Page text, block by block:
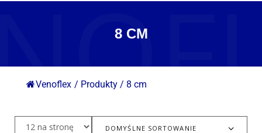
8 CM
Venoflex / Produkty / 8 cm
DOMYŚLNE SORTOWANIE